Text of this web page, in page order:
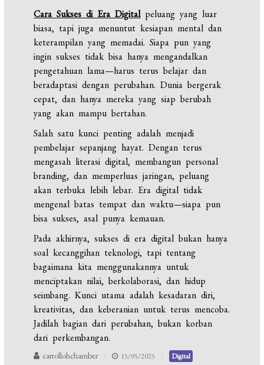
Cara Sukses di Era Digitalpeluang yang luar
biasa, tapi juga menuntut kesiapan mental dan
keterampilan yang memadai. Siapa pun yang
ingin sukses tidak bisa hanya mengandalkan
pengetahuan lama—harus terus belajar dan
beradaptasi dengan perubahan. Dunia bergerak
cepat, dan hanya mereka yang siap berubah
yang akan mampu bertahan.
Salah satu kunci penting adalah menjadi
pembelajar sepanjang hayat. Dengan terus
mengasah literasi digital, membangun personal
branding, dan memperluas jaringan, peluang
akan terbuka lebih lebar. Era digital tidak
mengenal batas tempat dan waktu—siapa pun
bisa sukses, asal punya kemauan.
Pada akhirnya, sukses di era digital bukan hanya
soal kecanggihan teknologi, tapi tentang
bagaimana kita menggunakannya untuk
menciptakan nilai, berkolaborasi, dan hidup
seimbang. Kunci utama adalah kesadaran diri,
kreativitas, dan keberanian untuk terus mencoba.
Jadilah bagian dari perubahan, bukan korban
dari perkembangan.
carrollohchamber 15/05/2025 Digital